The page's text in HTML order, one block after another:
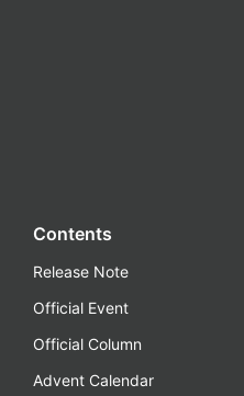
Contents
Release Note
Official Event
Official Column
Advent Calendar